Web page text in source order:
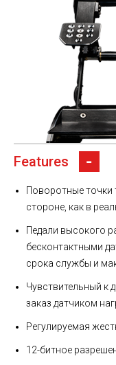
Features
Поворотные точки
стороне, как в
Педали высокого
бесконтактными
срока службы и
Чувствительный к
заказ датчиком
Регулируемая
12-битное